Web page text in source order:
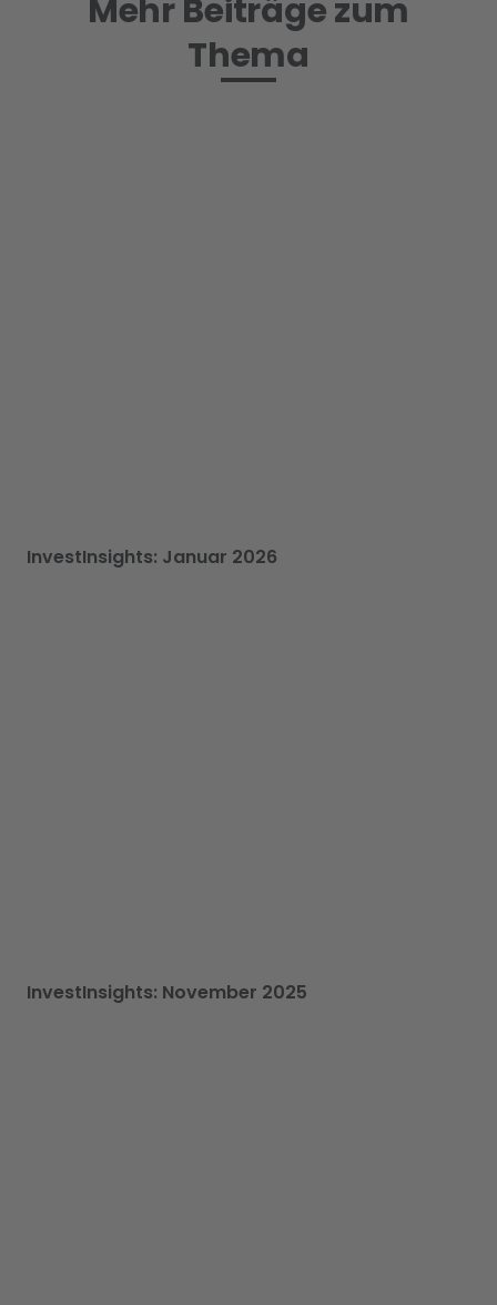
Mehr Beiträge zum
Thema
InvestInsights: Januar 2026
InvestInsights: November 2025